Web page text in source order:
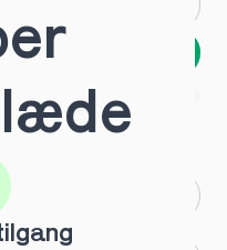
rette tutor